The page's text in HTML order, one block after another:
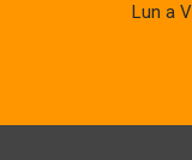
Lun a